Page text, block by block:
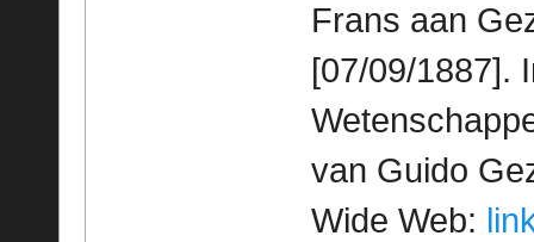
Frans aan
[07/09/1887].
van Guido
Wide Web: